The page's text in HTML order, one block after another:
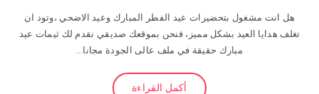
هل انت مشغول بتحضيرات عيد الفطر المبارك وعيد الاضحي ،وتود ان
تغلف هدايا العيد بشكل مميز، فنحن بموقعك صديقي نقدم لك ثيمات عيد
مبارك حقيقة في ملف عالى الجودة مجانا…
أكمل القراءة